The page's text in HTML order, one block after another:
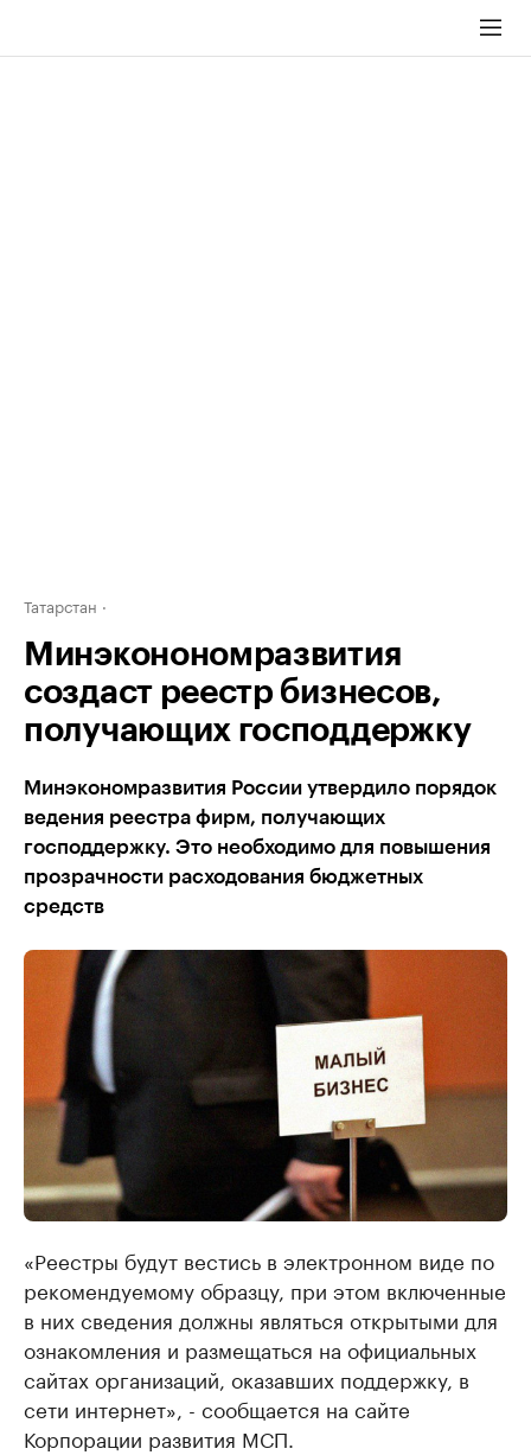
Татарстан
Минэконономразвития
создаст реестр бизнесов,
получающих господдержку
Минэкономразвития России утвердило порядок
ведения реестра фирм, получающих
господдержку. Это необходимо для повышения
прозрачности расходования бюджетных
средств
«Реестры будут вестись в электронном виде по
рекомендуемому образцу, при этом включенные
в них сведения должны являться открытыми для
ознакомления и размещаться на официальных
сайтах организаций, оказавших поддержку, в
сети интернет», - сообщается на сайте
Корпорации развития МСП.